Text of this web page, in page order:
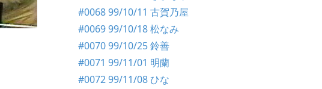
#0068 99/10/11 古賀乃屋
#0069 99/10/18 松なみ
#0070 99/10/25 鈴善
#0071 99/11/01 明蘭
#0072 99/11/08 ひな